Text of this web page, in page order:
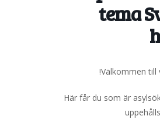
tema
Välkommen till
Här får du som är